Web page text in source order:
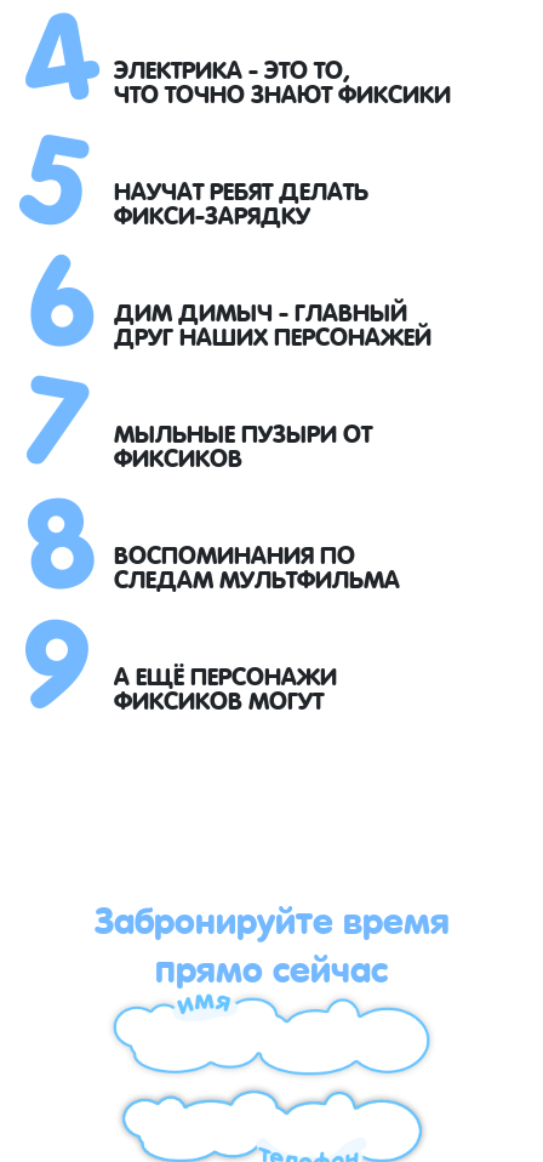
ЭЛЕКТРИКА - ЭТО ТО,
ЧТО ТОЧНО ЗНАЮТ ФИКСИКИ
НАУЧАТ РЕБЯТ ДЕЛАТЬ
ФИКСИ-ЗАРЯДКУ
ДИМ ДИМЫЧ - ГЛАВНЫЙ
ДРУГ НАШИХ ПЕРСОНАЖЕЙ
МЫЛЬНЫЕ ПУЗЫРИ ОТ
ФИКСИКОВ
ВОСПОМИНАНИЯ ПО
СЛЕДАМ МУЛЬТФИЛЬМА
А ЕЩЁ ПЕРСОНАЖИ
ФИКСИКОВ МОГУТ
Забронируйте время
прямо сейчас